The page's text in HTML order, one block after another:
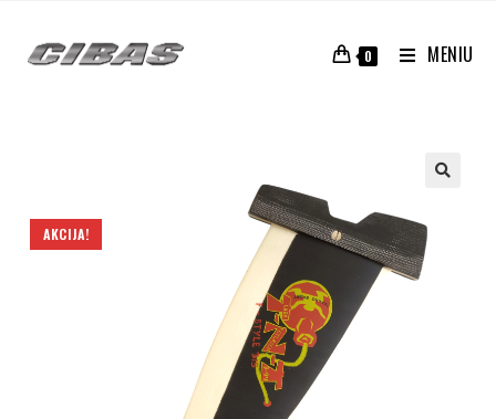
0 MENIU
AKCIJA!